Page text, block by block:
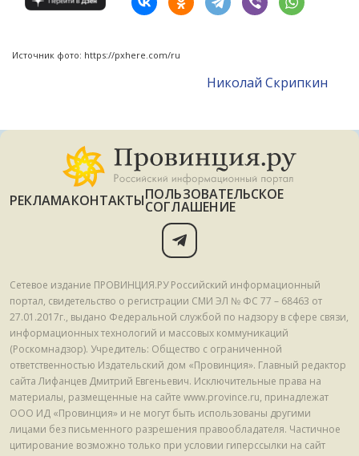
Источник фото: https://pxhere.com/ru
Николай Скрипкин
РЕКЛАМАКОНТАКТЫПОЛЬЗОВАТЕЛЬСКОЕ
СОГЛАШЕНИЕ
Сетевое издание ПРОВИНЦИЯ.РУ Российский информационный
портал, свидетельство о регистрации СМИ ЭЛ № ФС 77 – 68463 от
27.01.2017г., выдано Федеральной службой по надзору в сфере связи,
информационных технологий и массовых коммуникаций
(Роскомнадзор). Учредитель: Общество с ограниченной
ответственностью Издательский дом «Провинция». Главный редактор
сайта Лифанцев Дмитрий Евгеньевич. Исключительные права на
материалы, размещенные на сайте www.province.ru, принадлежат
ООО ИД «Провинция» и не могут быть использованы другими
лицами без письменного разрешения правообладателя. Частичное
цитирование возможно только при условии гиперссылки на сайт